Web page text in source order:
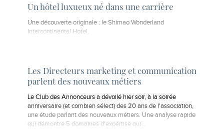
Un hôtel luxueux né dans une carrière
Une découverte originale : le Shimao Wonderland
Intercontinental Hotel.
Les Directeurs marketing et communication
parlent des nouveaux métiers
Le Club des Annonceurs a dévoilé hier soir, à la soirée
anniversaire (et combien sélect) des 20 ans de l'association,
une étude parlant des nouveaux métiers. Une analyse rapide
qui démontre 5 domaines d'expertise qui...